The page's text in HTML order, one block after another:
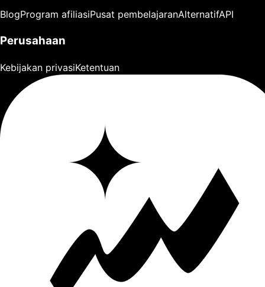
BlogProgram afiliasiPusat pembelajaranAlternatifAPI
Perusahaan
Kebijakan privasiKetentuan